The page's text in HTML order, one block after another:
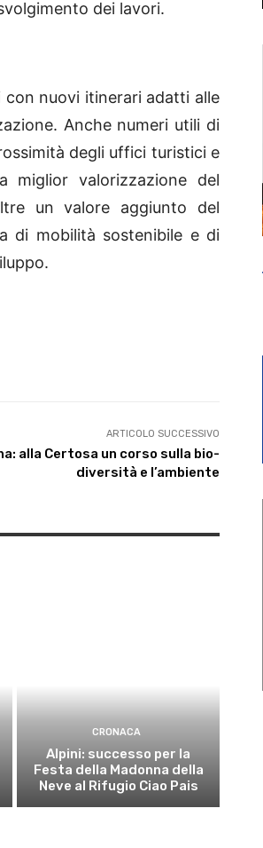
dei lavori.
nuovi itinerari adatti alle
Anche numeri utili di
degli uffici turistici e
miglior valorizzazione del
un valore aggiunto del
di mobilità sostenibile e di
ARTICOLO SUCCESSIVO
alla Certosa un corso sulla bio-
diversità e l’ambiente
CRONACA
Alpini: successo per la
Festa della Madonna della
Neve al Rifugio Ciao Pais